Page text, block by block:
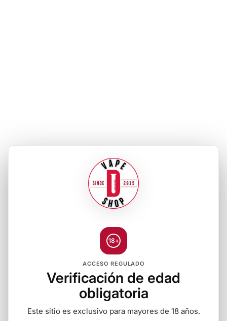
18+
ACCESO REGULADO
Verificación de edad
obligatoria
Este sitio es exclusivo para mayores de 18 años.